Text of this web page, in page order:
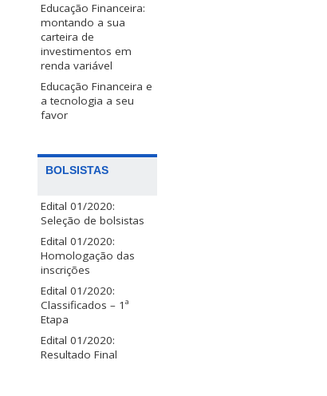
Educação Financeira:
montando a sua
carteira de
investimentos em
renda variável
Educação Financeira e
a tecnologia a seu
favor
BOLSISTAS
Edital 01/2020:
Seleção de bolsistas
Edital 01/2020:
Homologação das
inscrições
Edital 01/2020:
Classificados – 1ª
Etapa
Edital 01/2020:
Resultado Final